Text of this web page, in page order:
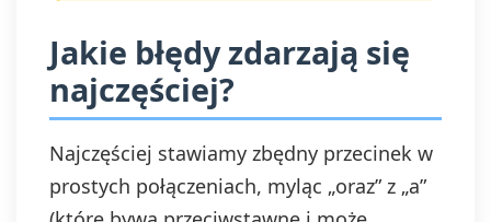
Jakie błędy zdarzają się
najczęściej?
Najczęściej stawiamy zbędny przecinek w
prostych połączeniach, myląc „oraz” z „a”